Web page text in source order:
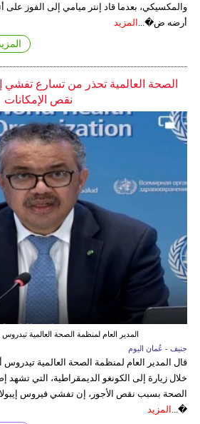
أرضه ض�...
المزيد
الصحة العالمية تحذر من تسارع تفشي
نقص الإمكانات
المدير العام لمنظمة الصحة العالمية
جنيف - عُمان اليوم
قال المدير العام لمنظمة الصحة العالمية تيدروس
خلال زيارة إلى الكونغو الديمقراطية، التي
الصحة بسبب نقص الأجور، إن تفشي فيروس إيبولا
�... المزيد